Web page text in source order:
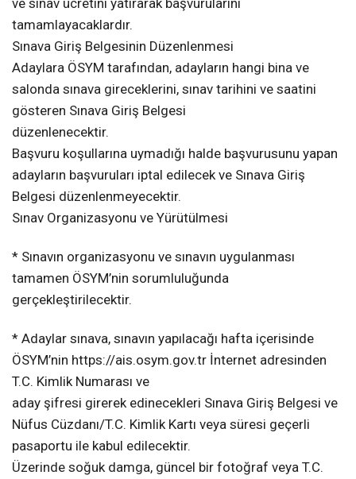
tamamlayacaklardır.
Sınava Giriş Belgesinin Düzenlenmesi
Adaylara ÖSYM tarafından, adayların hangi bina ve
salonda sınava gireceklerini, sınav tarihini ve saatini
gösteren Sınava Giriş Belgesi
düzenlenecektir.
Başvuru koşullarına uymadığı halde başvurusunu yapan
adayların başvuruları iptal edilecek ve Sınava Giriş
Belgesi düzenlenmeyecektir.
Sınav Organizasyonu ve Yürütülmesi
* Sınavın organizasyonu ve sınavın uygulanması
tamamen ÖSYM’nin sorumluluğunda
gerçekleştirilecektir.
* Adaylar sınava, sınavın yapılacağı hafta içerisinde
ÖSYM’nin https://ais.osym.gov.tr İnternet adresinden
T.C. Kimlik Numarası ve
aday şifresi girerek edinecekleri Sınava Giriş Belgesi ve
Nüfus Cüzdanı/T.C. Kimlik Kartı veya süresi geçerli
pasaportu ile kabul edilecektir.
Üzerinde soğuk damga, güncel bir fotoğraf veya T.C.